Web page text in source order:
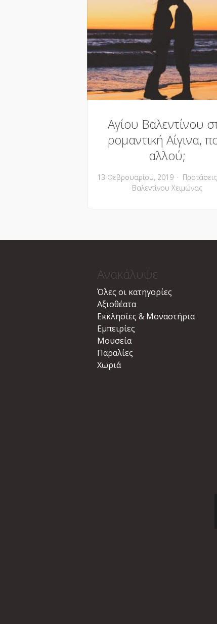
Αγίου Βαλεντίνου
ρομαντική Αίγινα,
αλλού;
13 Φεβρουαρίου, 2019 Προτάσεις
Βαλεντίνου Χειμώνας
Ανακάλυψε
Όλες οι κατηγορίες
Αξιοθέατα
Εκκλησίες & Μοναστήρια
Εμπειρίες
Μουσεία
Παραλίες
Χωριά